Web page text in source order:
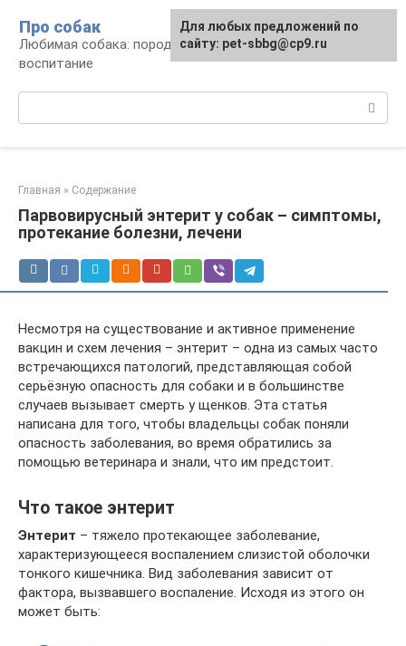
контенту
Про собак
Любимая собака: породы, содержание,
воспитание
Главная » Содержание
Парвовирусный энтерит у собак – симптомы,
протекание болезни, лечени
Несмотря на существование и активное применение
вакцин и схем лечения – энтерит – одна из самых часто
встречающихся патологий, представляющая собой
серьёзную опасность для собаки и в большинстве
случаев вызывает смерть у щенков. Эта статья
написана для того, чтобы владельцы собак поняли
опасность заболевания, во время обратились за
помощью ветеринара и знали, что им предстоит.
Что такое энтерит
Энтерит – тяжело протекающее заболевание,
характеризующееся воспалением слизистой оболочки
тонкого кишечника. Вид заболевания зависит от
фактора, вызвавшего воспаление. Исходя из этого он
может быть:
Для любых предложений по
сайту: pet-sbbg@cp9.ru